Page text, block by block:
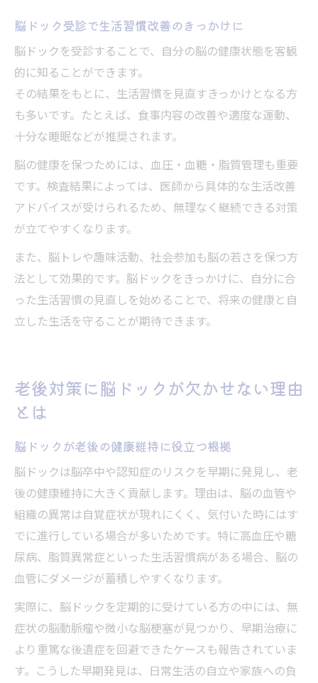
脳ドック受診で生活習慣改善のきっかけに
脳ドックを受診することで、自分の脳の健康状態を客観
的に知ることができます。
その結果をもとに、生活習慣を見直すきっかけとなる方
も多いです。たとえば、食事内容の改善や適度な運動、
十分な睡眠などが推奨されます。
脳の健康を保つためには、血圧・血糖・脂質管理も重要
です。検査結果によっては、医師から具体的な生活改善
アドバイスが受けられるため、無理なく継続できる対策
が立てやすくなります。
また、脳トレや趣味活動、社会参加も脳の若さを保つ方
法として効果的です。脳ドックをきっかけに、自分に合
った生活習慣の見直しを始めることで、将来の健康と自
立した生活を守ることが期待できます。
老後対策に脳ドックが欠かせない理由
とは
脳ドックが老後の健康維持に役立つ根拠
脳ドックは脳卒中や認知症のリスクを早期に発見し、老
後の健康維持に大きく貢献します。理由は、脳の血管や
組織の異常は自覚症状が現れにくく、気付いた時にはす
でに進行している場合が多いためです。特に高血圧や糖
尿病、脂質異常症といった生活習慣病がある場合、脳の
血管にダメージが蓄積しやすくなります。
実際に、脳ドックを定期的に受けている方の中には、無
症状の脳動脈瘤や微小な脳梗塞が見つかり、早期治療に
より重篤な後遺症を回避できたケースも報告されていま
す。こうした早期発見は、日常生活の自立や家族への負